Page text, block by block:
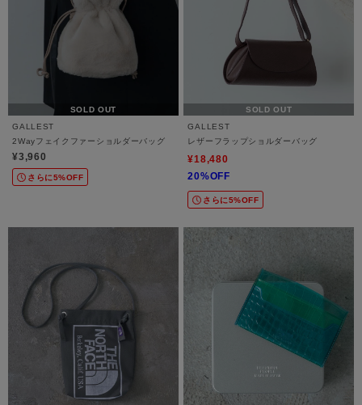
SOLD OUT
GALLEST
2Wayフェイクファーショルダーバッグ
¥3,960
さらに5%OFF
SOLD OUT
GALLEST
レザーフラップショルダーバッグ
¥18,480
20%OFF
さらに5%OFF